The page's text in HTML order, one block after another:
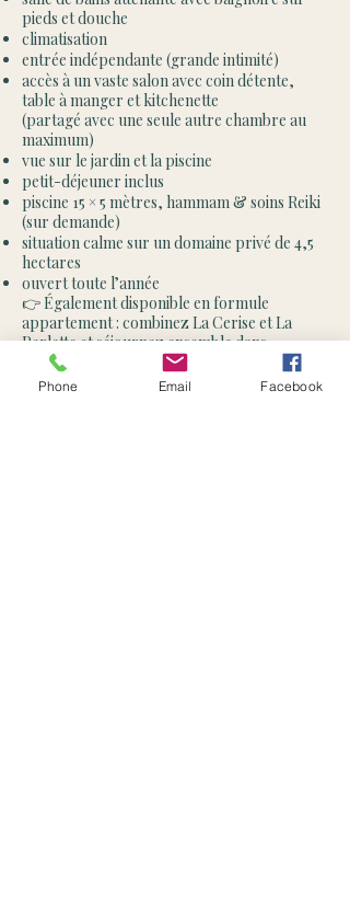
pieds et douche
climatisation
entrée indépendante (grande intimité)
accès à un vaste salon avec coin détente,
table à manger et kitchenette
(partagé avec une seule autre chambre au
maximum)
vue sur le jardin et la piscine
petit-déjeuner inclus
piscine 15 × 5 mètres, hammam & soins Reiki
(sur demande)
situation calme sur un domaine privé de 4,5
hectares
ouvert toute l’année
👉 Également disponible en formule
appartement : combinez La Cerise et La
Perlette et séjournez ensemble dans
L’Appartement du Verger (salon et cuisine
privatifs, tarifs sur demande).
Phone Email Facebook